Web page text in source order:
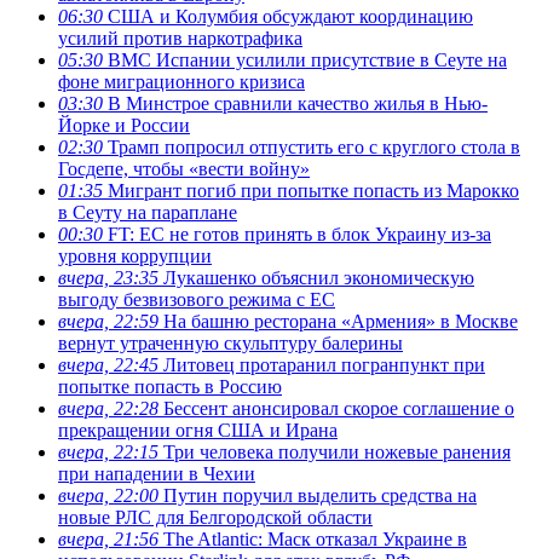
06:30 США и Колумбия обсуждают координацию
усилий против наркотрафика
05:30 ВМС Испании усилили присутствие в Сеуте на
фоне миграционного кризиса
03:30 В Минстрое сравнили качество жилья в Нью-
Йорке и России
02:30 Трамп попросил отпустить его с круглого стола в
Госдепе, чтобы «вести войну»
01:35 Мигрант погиб при попытке попасть из Марокко
в Сеуту на параплане
00:30 FT: ЕС не готов принять в блок Украину из-за
уровня коррупции
вчера, 23:35 Лукашенко объяснил экономическую
выгоду безвизового режима с ЕС
вчера, 22:59 На башню ресторана «Армения» в Москве
вернут утраченную скульптуру балерины
вчера, 22:45 Литовец протаранил погранпункт при
попытке попасть в Россию
вчера, 22:28 Бессент анонсировал скорое соглашение о
прекращении огня США и Ирана
вчера, 22:15 Три человека получили ножевые ранения
при нападении в Чехии
вчера, 22:00 Путин поручил выделить средства на
новые РЛС для Белгородской области
вчера, 21:56 The Atlantic: Маск отказал Украине в